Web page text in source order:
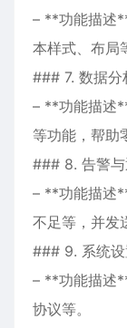
– **功能描述
本样式、布局
### 7. 数据分
– **功能描述
等功能，帮助
### 8. 告警与
– **功能描述
不足等，并发
### 9. 系统设
– **功能描述
协议等。